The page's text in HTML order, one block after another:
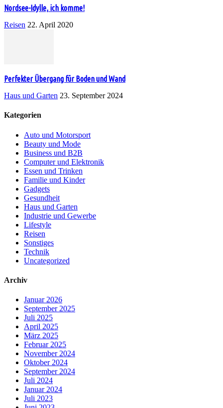
Nordsee-Idylle, ich komme!
Reisen 22. April 2020
Perfekter Übergang für Boden und Wand
Haus und Garten 23. September 2024
Kategorien
Auto und Motorsport
Beauty und Mode
Business und B2B
Computer und Elektronik
Essen und Trinken
Familie und Kinder
Gadgets
Gesundheit
Haus und Garten
Industrie und Gewerbe
Lifestyle
Reisen
Sonstiges
Technik
Uncategorized
Archiv
Januar 2026
September 2025
Juli 2025
April 2025
März 2025
Februar 2025
November 2024
Oktober 2024
September 2024
Juli 2024
Januar 2024
Juli 2023